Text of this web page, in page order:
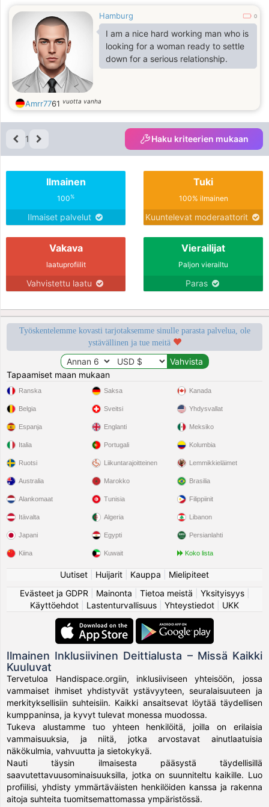
Hamburg 0
I am a nice hard working man who is
looking for a woman ready to settle
down for a serious relationship.
Amrr7761 vuotta vanha
1 Haku kriteerien mukaan
Ilmainen
100%
Ilmaiset palvelut
Tuki
100% ilmainen
Kuuntelevat moderaattorit
Vakava
laatuprofiilit
Vahvistettu laatu
Vierailijat
Paljon vierailtu
Paras
Työskentelemme kovasti tarjotaksemme sinulle parasta palvelua, ole
ystävällinen ja tue meitä
Tapaamiset maan mukaan
Ranska
Belgia
Espanja
Italia
Ruotsi
Saksa
Sveitsi
Englanti
Portugali
Liikuntarajoitteinen
Kanada
Yhdysvallat
Meksiko
Kolumbia
Lemmikkieläimet
Australia
Alankomaat
Itävalta
Japani
Kiina
Marokko
Tunisia
Algeria
Egypti
Kuwait
Brasilia
Filippiinit
Libanon
Persianlahti
Koko lista
Uutiset Huijarit Kauppa
Mielipiteet
Evästeet ja GDPR
Mainonta Tietoa meistä Yksityisyys|
Käyttöehdot
Lastenturvallisuus Yhteystiedot UKK
Ilmainen Inklusiivinen Deittialusta – Missä Kaikki
Kuuluvat
Tervetuloa Handispace.orgiin, inklusiiviseen yhteisöön, jossa
vammaiset ihmiset yhdistyvät ystävyyteen, seuralaisuuteen ja
merkityksellisiin suhteisiin. Kaikki ansaitsevat löytää täydellisen
kumppaninsa, ja kyvyt tulevat monessa muodossa.
Tukeva alustamme tuo yhteen henkilöitä, joilla on erilaisia
vammaisuuksia, ja niitä, jotka arvostavat ainutlaatuisia
näkökulmia, vahvuutta ja sietokykyä.
Nauti täysin ilmaisesta pääsystä täydellisillä
saavutettavuusominaisuuksilla, jotka on suunniteltu kaikille. Luo
profiilisi, yhdisty ymmärtäväisten henkilöiden kanssa ja rakenna
aitoja suhteita tuomitsemattomassa ympäristössä.